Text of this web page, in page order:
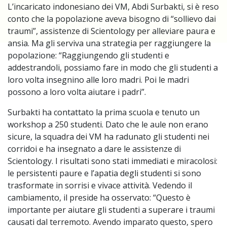
L’incaricato indonesiano dei VM, Abdi Surbakti, si è reso
conto che la popolazione aveva bisogno di “sollievo dai
traumi”, assistenze di Scientology per alleviare paura e
ansia. Ma gli serviva una strategia per raggiungere la
popolazione: “Raggiungendo gli studenti e
addestrandoli, possiamo fare in modo che gli studenti a
loro volta insegnino alle loro madri. Poi le madri
possono a loro volta aiutare i padri”.
Surbakti ha contattato la prima scuola e tenuto un
workshop a 250 studenti. Dato che le aule non erano
sicure, la squadra dei VM ha radunato gli studenti nei
corridoi e ha insegnato a dare le assistenze di
Scientology. I risultati sono stati immediati e miracolosi:
le persistenti paure e l’apatia degli studenti si sono
trasformate in sorrisi e vivace attività. Vedendo il
cambiamento, il preside ha osservato: “Questo è
importante per aiutare gli studenti a superare i traumi
causati dal terremoto. Avendo imparato questo, spero